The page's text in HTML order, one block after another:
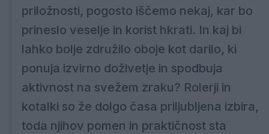
priložnosti, pogosto iščemo nekaj, kar bo
prineslo veselje in korist hkrati. In kaj bi
lahko bolje združilo oboje kot darilo, ki
ponuja izvirno doživetje in spodbuja
aktivnost na svežem zraku? Rolerji in
kotalki so že dolgo časa priljubljena izbira,
toda njihov pomen in praktičnost sta